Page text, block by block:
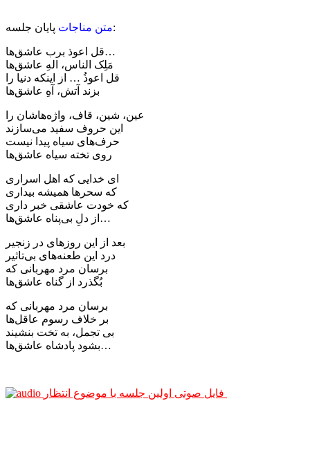
متن مناجاتپایان جلسه:
قل اعوذ برب عاشق‌ها…
مَلِک الناس، الهِ عاشق‌ها
قل اعوذُ … از اینکه دنیا را
بزند آتش، آهِ عاشق‌ها
عین، شین، قاف، واژه‌هاشان را
این حروف سفید می‌سازند
حرف‌های سیاه پیدا نیست
روی تخته سیاه عاشق‌ها
ای خدایی که اهل اسراری
که سحرها همیشه بیداری
که خودت عاشقی خبر داری
از دلِ بی‌پناه عاشق‌ها…
بعد از این روزهای در زنجیر
درد این طعنه‌های بی‌تاثیر
برسان مرد مهربانی که
بُگذرد از گناه عاشق‌ها
برسان مرد مهربانی که
بر خلاف رسوم عاقل‌ها
بی تجمل، به تخت بنشیند
بشود پادشاه عاشق‌ها…